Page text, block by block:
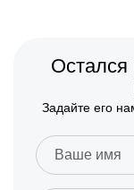
Остался
Задайте его